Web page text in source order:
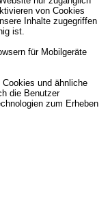
von Cookies
Inhalte zugegriffen
ist.
für Mobilgeräte
und ähnliche
die Benutzer
zum Erheben